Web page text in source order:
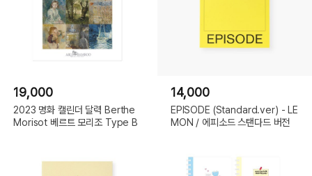
19,000
2023 명화 캘린더 달력 Berthe
Morisot 베르트 모리조 Type B
14,000
EPISODE (Standard.ver) - LE
MON / 에피소드 스탠다드 버전